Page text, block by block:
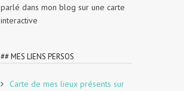
parlé dans mon blog sur une carte
interactive
## MES LIENS PERSOS
Carte de mes lieux présents sur